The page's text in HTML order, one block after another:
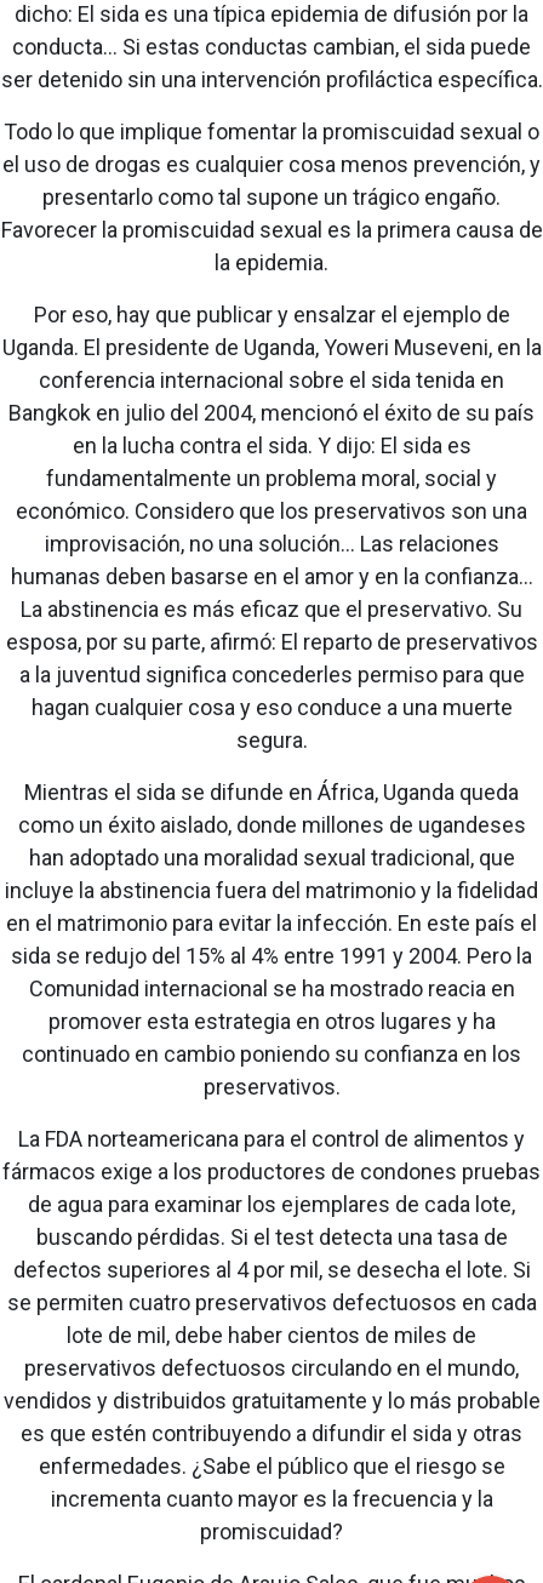
dicho: El sida es una típica epidemia de difusión por la
conducta... Si estas conductas cambian, el sida puede
ser detenido sin una intervención profiláctica específica.
Todo lo que implique fomentar la promiscuidad sexual o
el uso de drogas es cualquier cosa menos prevención, y
presentarlo como tal supone un trágico engaño.
Favorecer la promiscuidad sexual es la primera causa de
la epidemia.
Por eso, hay que publicar y ensalzar el ejemplo de
Uganda. El presidente de Uganda, Yoweri Museveni, en la
conferencia internacional sobre el sida tenida en
Bangkok en julio del 2004, mencionó el éxito de su país
en la lucha contra el sida. Y dijo: El sida es
fundamentalmente un problema moral, social y
económico. Considero que los preservativos son una
improvisación, no una solución... Las relaciones
humanas deben basarse en el amor y en la confianza...
La abstinencia es más eficaz que el preservativo. Su
esposa, por su parte, afirmó: El reparto de preservativos
a la juventud significa concederles permiso para que
hagan cualquier cosa y eso conduce a una muerte
segura.
Mientras el sida se difunde en África, Uganda queda
como un éxito aislado, donde millones de ugandeses
han adoptado una moralidad sexual tradicional, que
incluye la abstinencia fuera del matrimonio y la fidelidad
en el matrimonio para evitar la infección. En este país el
sida se redujo del 15% al 4% entre 1991 y 2004. Pero la
Comunidad internacional se ha mostrado reacia en
promover esta estrategia en otros lugares y ha
continuado en cambio poniendo su confianza en los
preservativos.
La FDA norteamericana para el control de alimentos y
fármacos exige a los productores de condones pruebas
de agua para examinar los ejemplares de cada lote,
buscando pérdidas. Si el test detecta una tasa de
defectos superiores al 4 por mil, se desecha el lote. Si
se permiten cuatro preservativos defectuosos en cada
lote de mil, debe haber cientos de miles de
preservativos defectuosos circulando en el mundo,
vendidos y distribuidos gratuitamente y lo más probable
es que estén contribuyendo a difundir el sida y otras
enfermedades. ¿Sabe el público que el riesgo se
incrementa cuanto mayor es la frecuencia y la
promiscuidad?